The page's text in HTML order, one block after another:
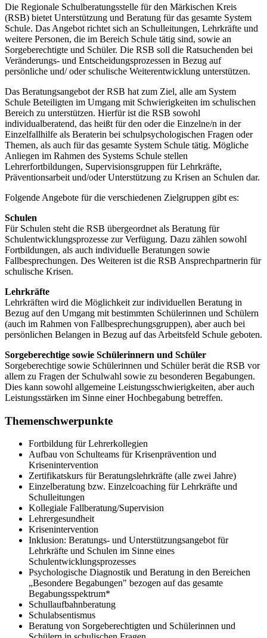
Die Regionale Schulberatungsstelle für den Märkischen Kreis
(RSB) bietet Unterstützung und Beratung für das gesamte System
Schule. Das Angebot richtet sich an Schulleitungen, Lehrkräfte und
weitere Personen, die im Bereich Schule tätig sind, sowie an
Sorgeberechtigte und Schüler. Die RSB soll die Ratsuchenden bei
Veränderungs- und Entscheidungsprozessen in Bezug auf
persönliche und/ oder schulische Weiterentwicklung unterstützen.
Das Beratungsangebot der RSB hat zum Ziel, alle am System
Schule Beteiligten im Umgang mit Schwierigkeiten im schulischen
Bereich zu unterstützen. Hierfür ist die RSB sowohl
individualberatend, das heißt für den oder die Einzelne/n in der
Einzelfallhilfe als Beraterin bei schulpsychologischen Fragen oder
Themen, als auch für das gesamte System Schule tätig. Mögliche
Anliegen im Rahmen des Systems Schule stellen
Lehrerfortbildungen, Supervisionsgruppen für Lehrkräfte,
Präventionsarbeit und/oder Unterstützung zu Krisen an Schulen dar.
Folgende Angebote für die verschiedenen Zielgruppen gibt es:
Schulen
Für Schulen steht die RSB übergeordnet als Beratung für
Schulentwicklungsprozesse zur Verfügung. Dazu zählen sowohl
Fortbildungen, als auch individuelle Beratungen sowie
Fallbesprechungen. Des Weiteren ist die RSB Ansprechpartnerin für
schulische Krisen.
Lehrkräfte
Lehrkräften wird die Möglichkeit zur individuellen Beratung in
Bezug auf den Umgang mit bestimmten Schülerinnen und Schülern
(auch im Rahmen von Fallbesprechungsgruppen), aber auch bei
persönlichen Belangen in Bezug auf das Arbeitsfeld Schule geboten.
Sorgeberechtige sowie Schülerinnern und Schüler
Sorgeberechtige sowie Schülerinnen und Schüler berät die RSB vor
allem zu Fragen der Schulwahl sowie zu besonderen Begabungen.
Dies kann sowohl allgemeine Leistungsschwierigkeiten, aber auch
Leistungsstärken im Sinne einer Hochbegabung betreffen.
Themenschwerpunkte
Fortbildung für Lehrerkollegien
Aufbau von Schulteams für Krisenprävention und
Krisenintervention
Zertifikatskurs für Beratungslehrkräfte (alle zwei Jahre)
Einzelberatung bzw. Einzelcoaching für Lehrkräfte und
Schulleitungen
Kollegiale Fallberatung/Supervision
Lehrergesundheit
Krisenintervention
Inklusion: Beratungs- und Unterstützungsangebot für
Lehrkräfte und Schulen im Sinne eines
Schulentwicklungsprozesses
Psychologische Diagnostik und Beratung in den Bereichen
„Besondere Begabungen" bezogen auf das gesamte
Begabungsspektrum*
Schullaufbahnberatung
Schulabsentismus
Beratung von Sorgeberechtigten und Schülerinnen und